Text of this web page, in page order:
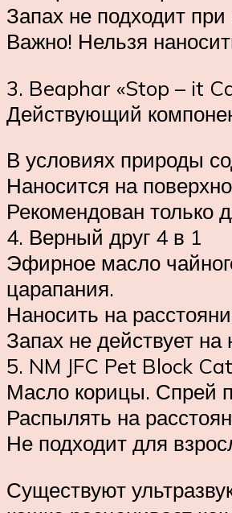
Запах не подходит
Важно! Нельзя
3. Beaphar «Stop – it
Действующий
В условиях природы
Наносится на
Рекомендован только
4. Верный друг 4 в 1
Эфирное масло
царапания.
Наносить на
Запах не действует
5. NM JFC Pet Block
Масло корицы. Спрей
Распылять на
Не подходит для
Существуют